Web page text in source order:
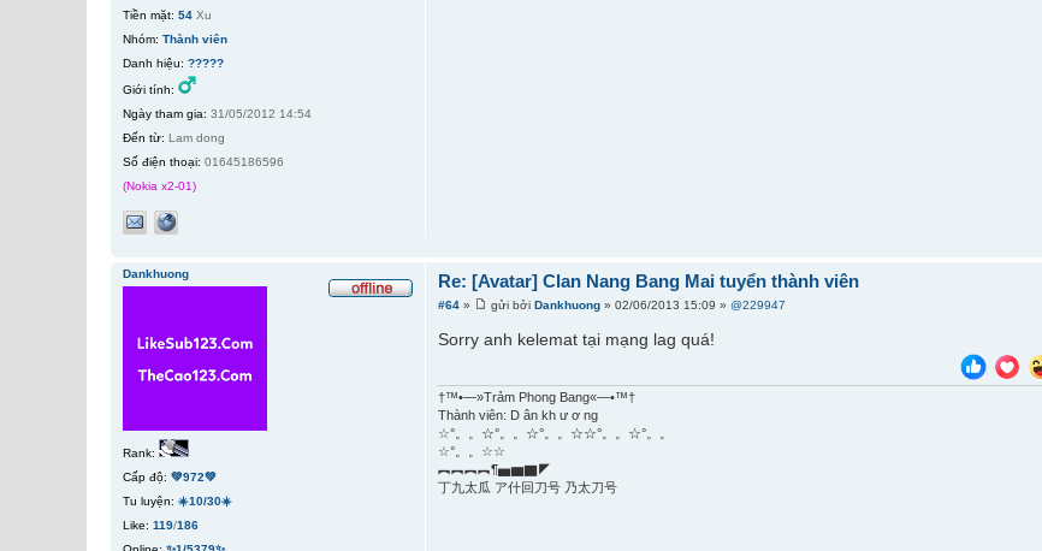
Tiền mặt: 54 Xu
Nhóm: Thành viên
Danh hiệu: ?????
Giới tính:
Ngày tham gia: 31/05/2012 14:54
Đến từ: Lam dong
Số điện thoại: 01645186596
(Nokia x2-01)
Re: [Avatar] Clan Nang Bang Mai tuyển thành viên
#64 » gửi bởiDankhuong » 02/06/2013 15:09 »@229947
Sorry anh kelemat tại mạng lag quá!
†™•—»Trảm Phong Bang«—•™†
Thành viên: D ân kh ư ơ ng
☆°。。☆°。。☆°。。☆☆°。。☆°。。
☆°。。☆☆
︻︻︻︻¶▅▆▇◤
丁九太瓜 ア什回刀号 乃太刀号
Dankhuong
Rank:
Cấp độ: 💚972💚
Tu luyện: ☀️10/30☀️
Like: 119/186